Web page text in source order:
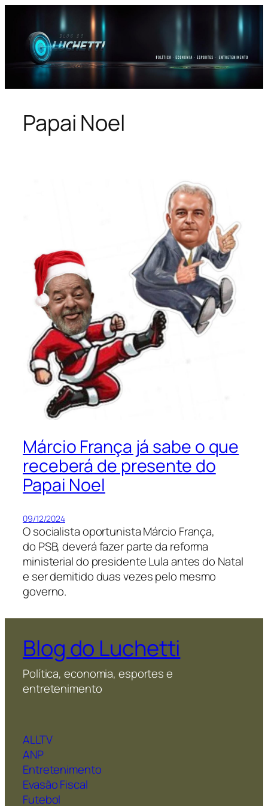
conteúdo
Papai Noel
Márcio França já sabe o que
receberá de presente do
Papai Noel
09/12/2024
O socialista oportunista Márcio França,
do PSB, deverá fazer parte da reforma
ministerial do presidente Lula antes do Natal
e ser demitido duas vezes pelo mesmo
governo.
Blog do Luchetti
Política, economia, esportes e
entretenimento
ALLTV
ANP
Entretenimento
Evasão Fiscal
Futebol